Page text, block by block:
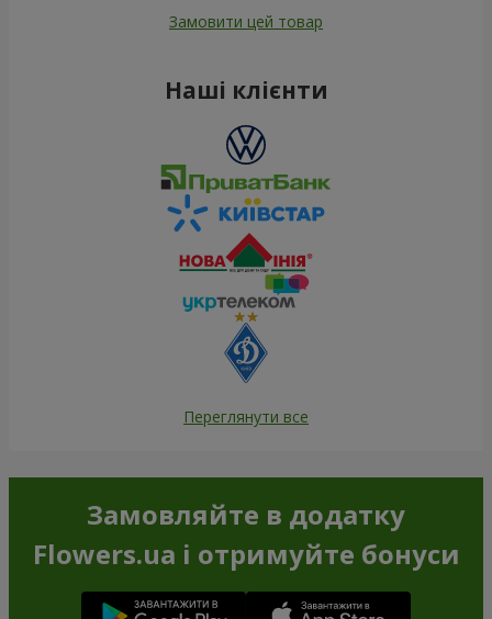
Замовити цей товар
Наші клієнти
Переглянути все
Замовляйте в додатку
Flowers.ua і отримуйте бонуси